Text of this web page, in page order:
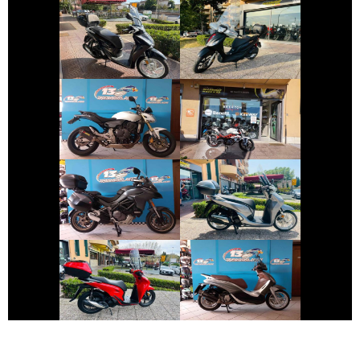
HONDA SH PIAGGIO MEDLEY
HONDA HORNET
€ 3.490 €
BENELLI BN
€ 2.550 €
DUCATI
MULTISTRADA
€ 11.690 €
HONDA SH
€ 3.150 €
HONDA SH
€ 3.490 €
PIAGGIO
BEVERLY
€ 3.590 €